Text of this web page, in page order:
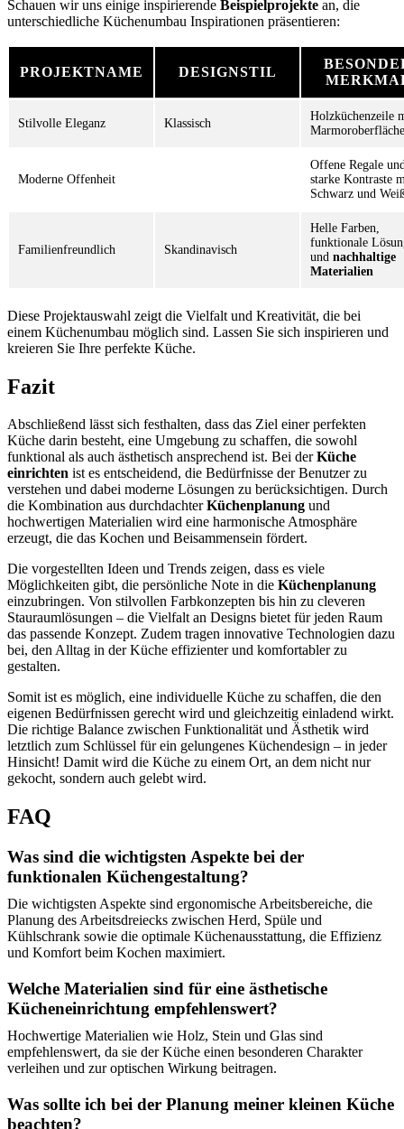
Schauen wir uns einige inspirierende Beispielprojekte an, die
unterschiedliche Küchenumbau Inspirationen präsentieren:
PROJEKTNAME DESIGNSTIL
Stilvolle Eleganz Klassisch
Holzküchenzeile
Moderne Offenheit
Offene Regale
starke Kontraste
Schwarz und
Familienfreundlich Skandinavisch
Helle Farben,
funktionale
und nachhaltige
Materialien
Diese Projektauswahl zeigt die Vielfalt und Kreativität, die bei
einem Küchenumbau möglich sind. Lassen Sie sich inspirieren und
kreieren Sie Ihre perfekte Küche.
Fazit
Abschließend lässt sich festhalten, dass das Ziel einer perfekten
Küche darin besteht, eine Umgebung zu schaffen, die sowohl
funktional als auch ästhetisch ansprechend ist. Bei derKüche
einrichten ist es entscheidend, die Bedürfnisse der Benutzer zu
verstehen und dabei moderne Lösungen zu berücksichtigen. Durch
die Kombination aus durchdachterKüchenplanung und
hochwertigen Materialien wird eine harmonische Atmosphäre
erzeugt, die das Kochen und Beisammensein fördert.
Die vorgestellten Ideen und Trends zeigen, dass es viele
Möglichkeiten gibt, die persönliche Note in die Küchenplanung
einzubringen. Von stilvollen Farbkonzepten bis hin zu cleveren
Stauraumlösungen – die Vielfalt an Designs bietet für jeden Raum
das passende Konzept. Zudem tragen innovative Technologien dazu
bei, den Alltag in der Küche effizienter und komfortabler zu
gestalten.
Somit ist es möglich, eine individuelle Küche zu schaffen, die den
eigenen Bedürfnissen gerecht wird und gleichzeitig einladend wirkt.
Die richtige Balance zwischen Funktionalität und Ästhetik wird
letztlich zum Schlüssel für ein gelungenes Küchendesign – in jeder
Hinsicht! Damit wird die Küche zu einem Ort, an dem nicht nur
gekocht, sondern auch gelebt wird.
FAQ
Was sind die wichtigsten Aspekte bei der
funktionalen Küchengestaltung?
Die wichtigsten Aspekte sind ergonomische Arbeitsbereiche, die
Planung des Arbeitsdreiecks zwischen Herd, Spüle und
Kühlschrank sowie die optimale Küchenausstattung, die Effizienz
und Komfort beim Kochen maximiert.
Welche Materialien sind für eine ästhetische
Kücheneinrichtung empfehlenswert?
Hochwertige Materialien wie Holz, Stein und Glas sind
empfehlenswert, da sie der Küche einen besonderen Charakter
verleihen und zur optischen Wirkung beitragen.
Was sollte ich bei der Planung meiner kleinen Küche
beachten?